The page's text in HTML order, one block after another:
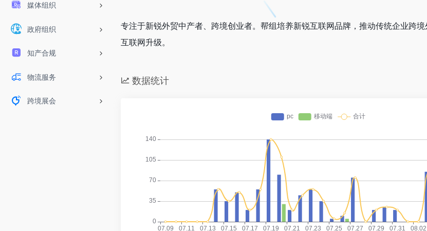
媒体组织
政府组织
知产合规
物流服务
跨境展会
专注于新锐外贸中产者、跨境创业者。帮组培养新锐互联网品牌，推动传统企业跨
互联网升级。
数据统计